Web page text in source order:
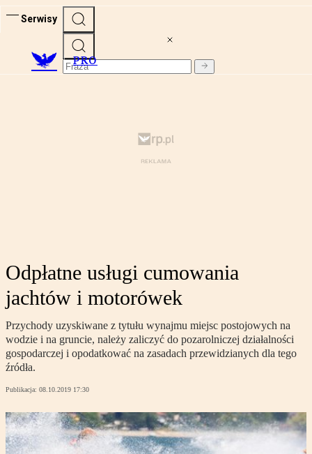
Serwisy
PRO
Odpłatne usługi cumowania
jachtów i motorówek
Przychody uzyskiwane z tytułu wynajmu miejsc postojowych na
wodzie i na gruncie, należy zaliczyć do pozarolniczej działalności
gospodarczej i opodatkować na zasadach przewidzianych dla tego
źródła.
Publikacja: 08.10.2019 17:30